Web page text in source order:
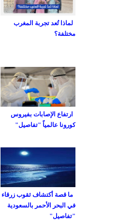
لماذا تُعد تجربة المغرب
مختلفة؟
ارتفاع الإصابات بفيروس
كورونا عالمياً "تفاصيل"
ما قصة أكتشاف ثقوب زرقاء
في البحر الأحمر بالسعودية
"تفاصيل"